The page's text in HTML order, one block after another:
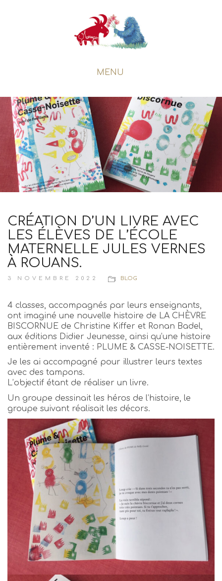
MENU
CRÉATION D’UN LIVRE AVEC
LES ÉLÈVES DE L’ÉCOLE
MATERNELLE JULES VERNES
À ROUANS.
3 NOVEMBRE 2022 BLOG
4 classes, accompagnés par leurs enseignants,
ont imaginé une nouvelle histoire de LA CHÈVRE
BISCORNUE de Christine Kiffer et Ronan Badel,
aux éditions Didier Jeunesse, ainsi qu’une histoire
entièrement inventé : PLUME & CASSE-NOISETTE.
Je les ai accompagné pour illustrer leurs textes
avec des tampons.
L’objectif étant de réaliser un livre.
Un groupe dessinait les héros de l’histoire, le
groupe suivant réalisait les décors.